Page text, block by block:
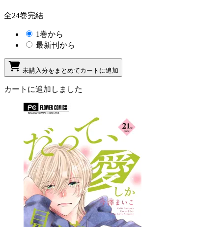
全24巻完結
1巻から
最新刊から
未購入分をまとめてカートに追加
カートに追加しました